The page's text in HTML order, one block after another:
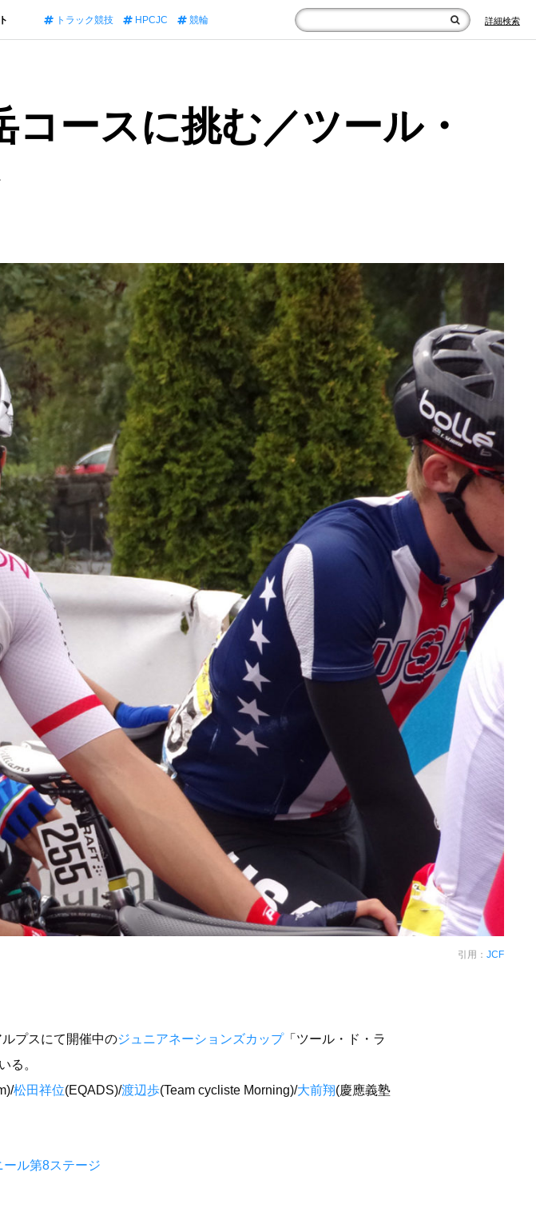
トラック競技 HPCJC 競輪 詳細検索
ースに挑む／ツール・
引用： JCF
プスにて開催中のジュニアネーションズカップ「ツール・ド・ラ
る。
松田祥位(EQADS)/渡辺歩(Team cycliste Morning)/大前翔(慶應義塾
ル第8ステージ